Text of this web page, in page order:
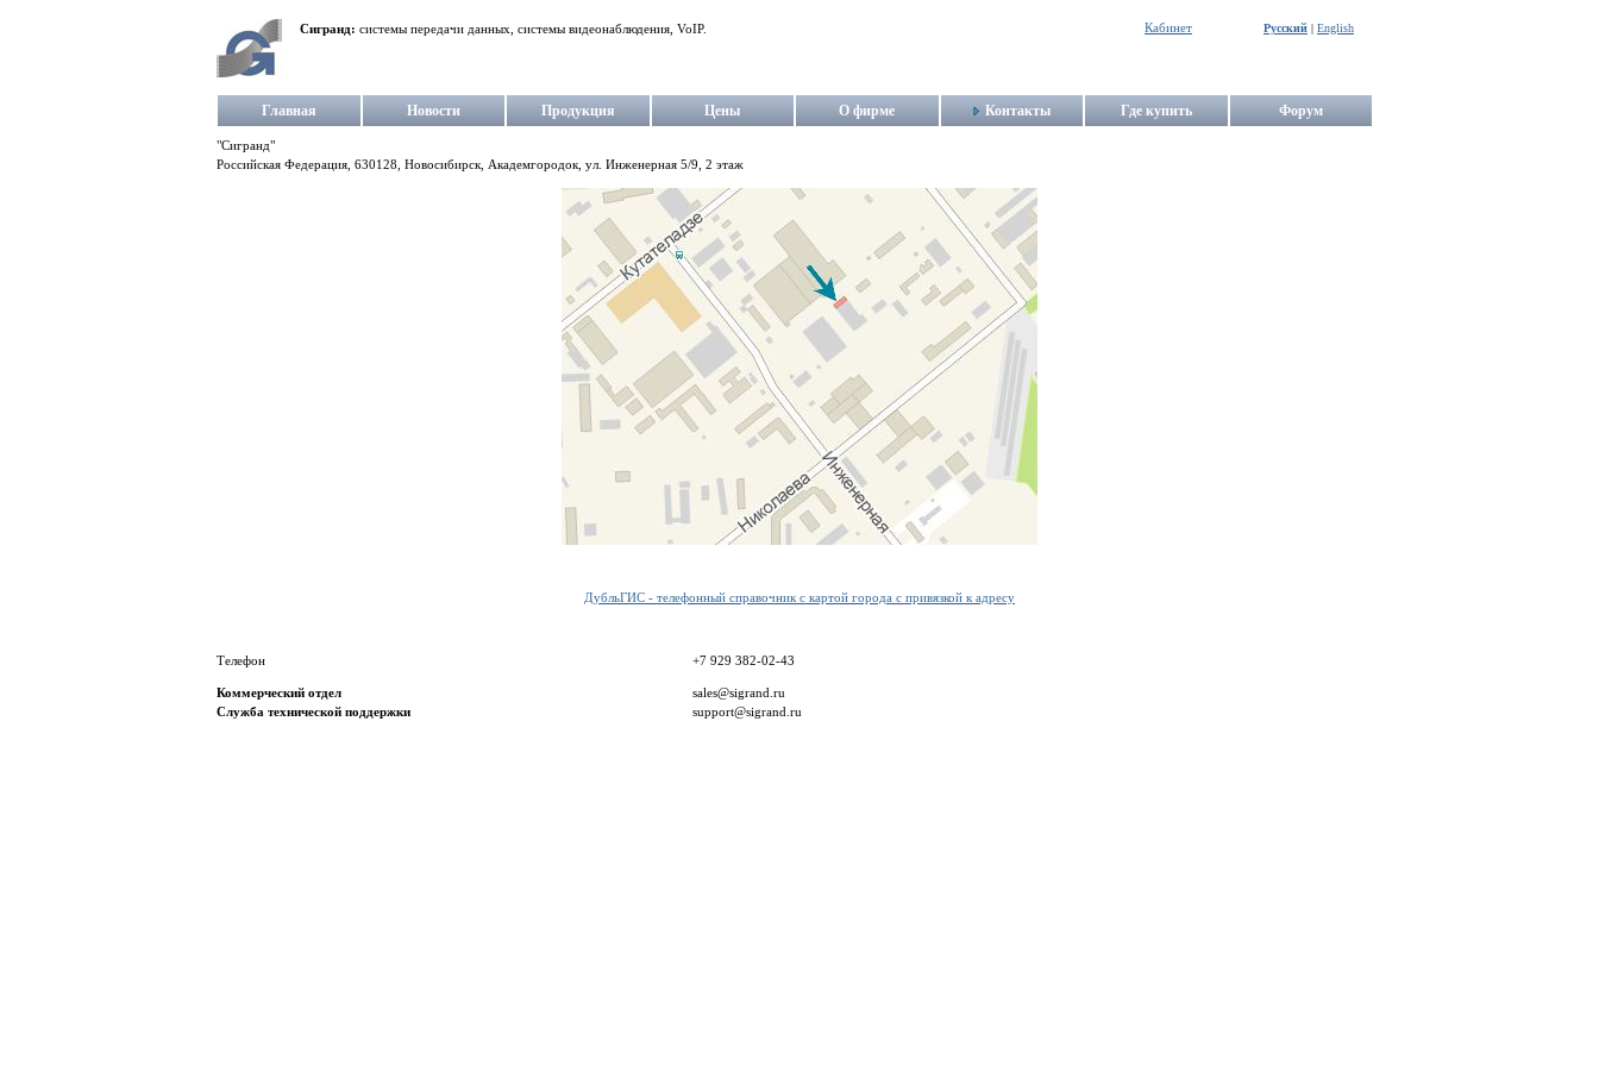
Сигранд: системы передачи данных, системы видеонаблюдения, VoIP. Кабинет Русский | English
Главная Новости Продукция Цены О фирме Контакты Где купить Форум
"Сигранд"
Российская Федерация, 630128, Новосибирск, Академгородок, ул. Инженерная 5/9, 2 этаж
ДубльГИС - телефонный справочник с картой города с привязкой к адресу
Телефон +7 929 382-02-43
Коммерческий отдел
sales@sigrand.ru
Служба технической поддержки
support@sigrand.ru